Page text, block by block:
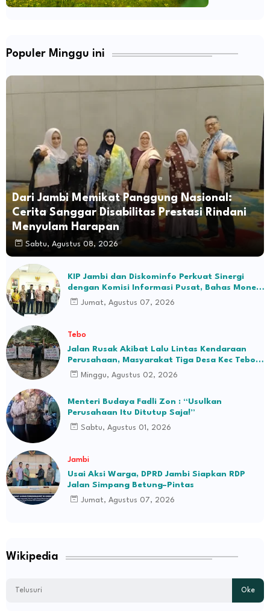
Populer Minggu ini
Dari Jambi Memikat Panggung Nasional:
Cerita Sanggar Disabilitas Prestasi Rindani
Menyulam Harapan
Sabtu, Agustus 08, 2026
KIP Jambi dan Diskominfo Perkuat Sinergi
dengan Komisi Informasi Pusat, Bahas Monev
hingga Seleksi Komisioner
Jumat, Agustus 07, 2026
Tebo
Jalan Rusak Akibat Lalu Lintas Kendaraan
Perusahaan, Masyarakat Tiga Desa Kec Tebo
Ilir Bakal Blokade Jalan
Minggu, Agustus 02, 2026
Menteri Budaya Fadli Zon : “Usulkan
Perusahaan Itu Ditutup Saja!”
Sabtu, Agustus 01, 2026
Jambi
Usai Aksi Warga, DPRD Jambi Siapkan RDP
Jalan Simpang Betung–Pintas
Jumat, Agustus 07, 2026
Wikipedia